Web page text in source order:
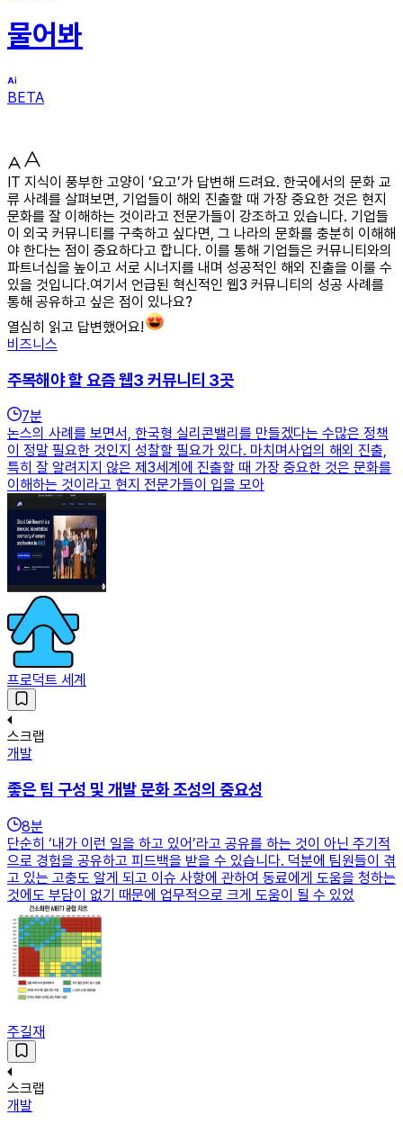
물어봐
BETA
IT 지식이 풍부한 고양이 ‘요고’가 답변해 드려요. 한국에서의 문화 교
류 사례를 살펴보면, 기업들이 해외 진출할 때 가장 중요한 것은 현지
문화를 잘 이해하는 것이라고 전문가들이 강조하고 있습니다. 기업들
이 외국 커뮤니티를 구축하고 싶다면, 그 나라의 문화를 충분히 이해해
야 한다는 점이 중요하다고 합니다. 이를 통해 기업들은 커뮤니티와의
파트너십을 높이고 서로 시너지를 내며 성공적인 해외 진출을 이룰 수
있을 것입니다.여기서 언급된 혁신적인 웹3 커뮤니티의 성공 사례를
통해 공유하고 싶은 점이 있나요?
열심히 읽고 답변했어요!
비즈니스
주목해야 할 요즘 웹3 커뮤니티 3곳
7분
논스의 사례를 보면서, 한국형 실리콘밸리를 만들겠다는 수많은 정책
이 정말 필요한 것인지 성찰할 필요가 있다. 마치며사업의 해외 진출,
특히 잘 알려지지 않은 제3세계에 진출할 때 가장 중요한 것은 문화를
이해하는 것이라고 현지 전문가들이 입을 모아
프로덕트 세계
스크랩
개발
좋은 팀 구성 및 개발 문화 조성의 중요성
8분
단순히 ‘내가 이런 일을 하고 있어’라고 공유를 하는 것이 아닌 주기적
으로 경험을 공유하고 피드백을 받을 수 있습니다. 덕분에 팀원들이 겪
고 있는 고충도 알게 되고 이슈 사항에 관하여 동료에게 도움을 청하는
것에도 부담이 없기 때문에 업무적으로 크게 도움이 될 수 있었
주길재
스크랩
개발